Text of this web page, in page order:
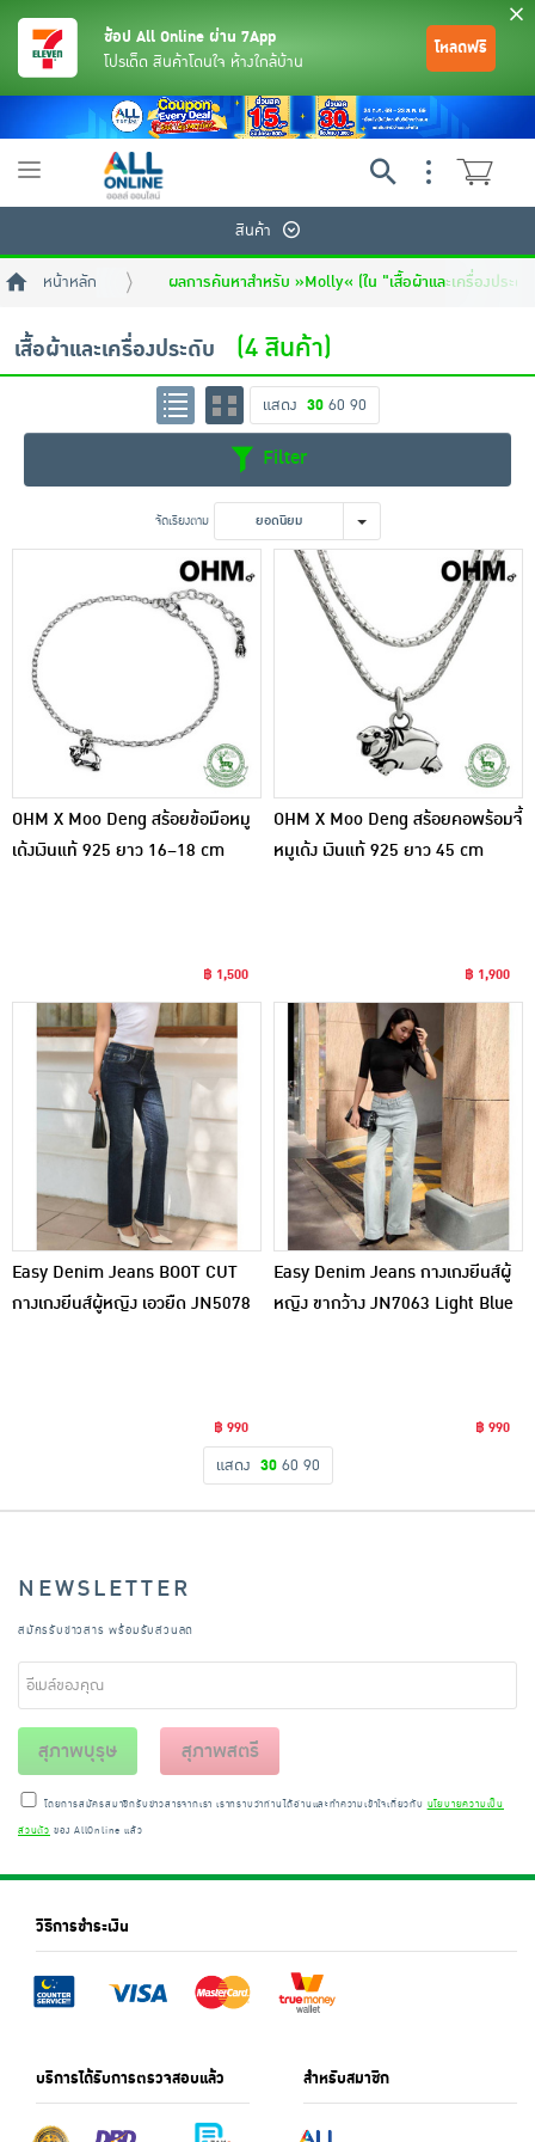
ขนมขบเคี้ยว และช็อคโกแลต
อาหารสด ผัก ผลไม้และเบเกอรี่
ช้อป All Online ผ่าน 7App
โปรเด็ด สินค้าโดนใจ ห้างใกล้บ้าน
โหลดฟรี
Toggle
สินค้า
หน้าหลัก ผลการค้นหาสำหรับ »Molly« (ใน "เสื้อผ้าและเครื่องประดั
เสื้อผ้าและเครื่องประดับ (4 สินค้า)
แสดง 30 60 90
Filter
จัดเรียงตาม ยอดนิยม
OHM X Moo Deng สร้อยข้อมือหมู
เด้งเงินแท้ 925 ยาว 16–18 cm
฿ 1,500
OHM X Moo Deng สร้อยคอพร้อมจี้
หมูเด้ง เงินแท้ 925 ยาว 45 cm
฿ 1,900
Easy Denim Jeans BOOT CUT
กางเกงยีนส์ผู้หญิง เอวยืด JN5078
฿ 990
Easy Denim Jeans กางเกงยีนส์ผู้
หญิง ขากว้าง JN7063 Light Blue
฿ 990
แสดง 30 60 90
NEWSLETTER
สมัครรับข่าวสาร พร้อมรับส่วนลด
สุภาพบุรุษ สุภาพสตรี
โดยการสมัครสมาชิกรับข่าวสารจากเรา เราทราบว่าท่านได้อ่านและทำความเข้าใจเกี่ยวกับ นโยบายความเป็น
ส่วนตัว ของ AllOnline แล้ว
วิธีการชำระเงิน
บริการได้รับการตรวจสอบแล้ว สำหรับสมาชิก